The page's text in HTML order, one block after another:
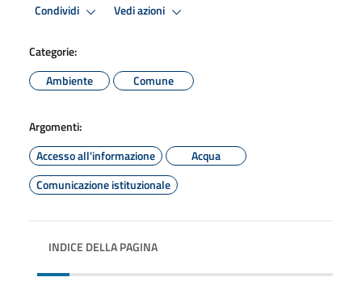
Condividi Vedi azioni
Categorie:
Ambiente
Comune
Argomenti:
Accesso all'informazione
Acqua
Comunicazione istituzionale
INDICE DELLA PAGINA